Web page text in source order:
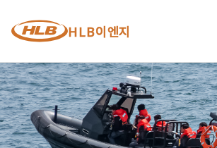
HLB이엔지